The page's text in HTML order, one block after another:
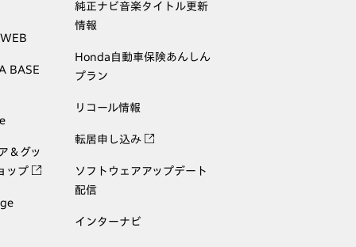
BASE
＆グッ
ップ
純正ナビ音楽タイトル更新
情報
Honda自動車保険あんしん
プラン
リコール情報
転居申し込み
ソフトウェアアップデート
配信
インターナビ